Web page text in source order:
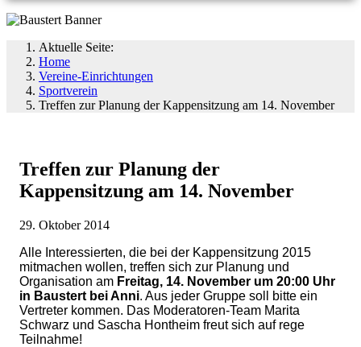
Aktuelle Seite:
Home
Vereine-Einrichtungen
Sportverein
Treffen zur Planung der Kappensitzung am 14. November
Treffen zur Planung der
Kappensitzung am 14. November
29. Oktober 2014
Alle Interessierten, die bei der Kappensitzung 2015
mitmachen wollen, treffen sich zur Planung und
Organisation am Freitag, 14. November um 20:00 Uhr
in Baustert bei Anni. Aus jeder Gruppe soll bitte ein
Vertreter kommen. Das Moderatoren-Team Marita
Schwarz und Sascha Hontheim freut sich auf rege
Teilnahme!